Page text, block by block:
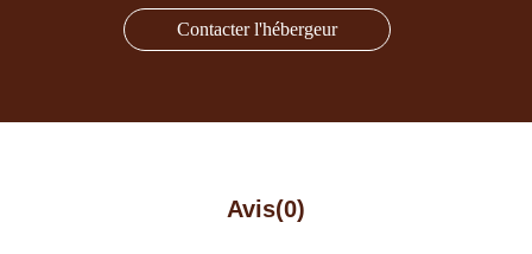
Contacter l'hébergeur
Avis(0)